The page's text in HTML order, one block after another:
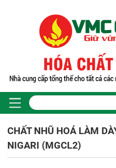
CHẤT NHŨ HOÁ LÀM
NIGARI (MGCL2)